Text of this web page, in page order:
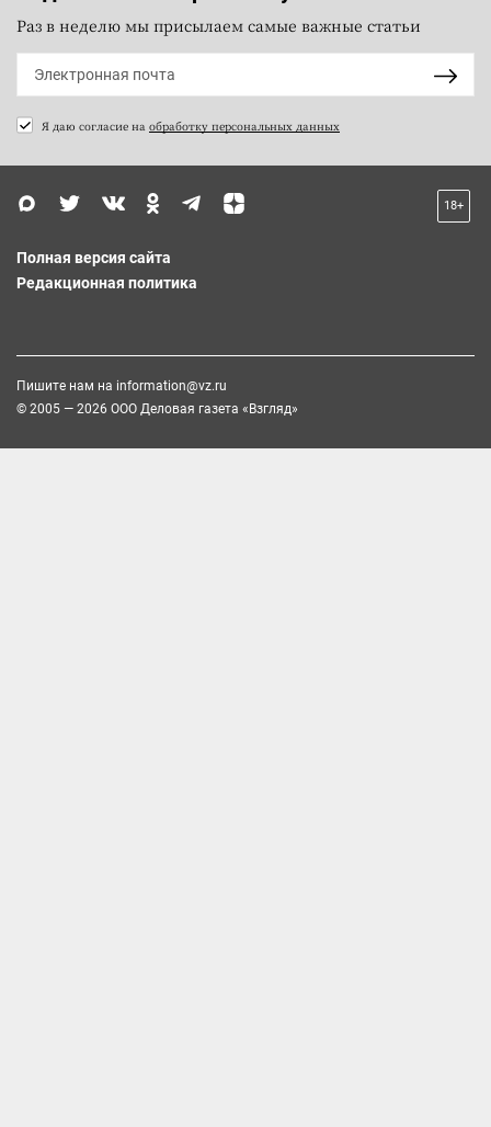
Раз в неделю мы присылаем самые важные статьи
Я даю согласие на обработку персональных данных
18+
Полная версия сайта
Редакционная политика
Пишите нам на information@vz.ru
© 2005 — 2026 ООО Деловая газета «Взгляд»